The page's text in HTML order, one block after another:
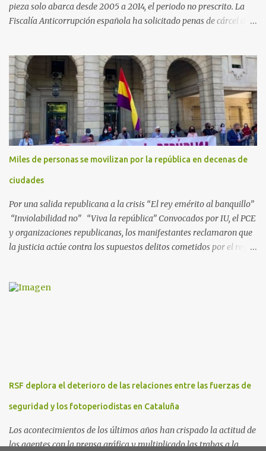
pieza solo abarca desde 2005 a 2014, el periodo no prescrito. La
Fiscalía Anticorrupción española ha solicitado penas de cárcel de
Arabia Saudita a través de la empresa pública española Defex,
disuelta. El fiscal Conrado Saiz describe en su escrito de
conclusiones cómo la empresa pública Defex pagó comisiones
ilegales a diversas autoridades del régimen árabe entre 2005 y
2014, para obtener a cambio la materialización de los contratos. El
Ministerio Público lleva a cabo esta acusación en una de las piezas
separadas del llamado 'caso Defex', que investiga once ventas
ejecutadas en este periodo, y atribuye a José Ignacio Encinas
Charro, presidente de la compañía pública hasta 2013, los
Miles de personas se movilizan por la república en decenas de
ciudades
Por una salida republicana a la crisis “El rey emérito al banquillo”
“Inviolabilidad no” “Viva la república” Convocados por IU, el PCE
y organizaciones republicanas, los manifestantes reclamaron que
la justicia actúe contra los supuestos delitos cometidos por el rey
planificó en verano esta convocatoria como reacción a los
anticorrupción de los estados español y helvético ya están
investigando supuestos delitos de «cohecho internacional y
RSF deplora el deterioro de las relaciones entre las fuerzas de
seguridad y los fotoperiodistas en Cataluña
Los acontecimientos de los últimos años han crispado la actitud de
los agentes con la prensa gráfica y multiplicado las trabas a la